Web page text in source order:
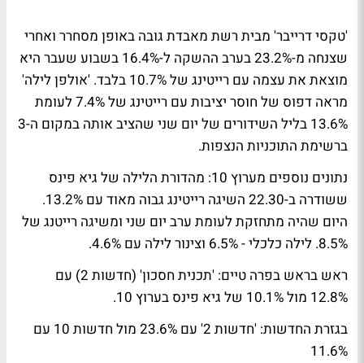
'טקסי דרייבר' מבית רשת מאבדת גובה באופן מסחרר ואחרי
שצנחה מ-23.2% בערב ההשקה ל-16.4% בשבוע שעבר היא
מוצאת את עצמה עם רייטינג של 10.7% בלבד. 'אולפן לילה'
מראה דפוס של חוסר יציבות עם רייטינג של 7.4% לעומת
13.6% בליל השידורים של יום שני שהציב אותה במקום ה-3
ברשימת התוכניות הנצפות.
נתונים נוספים מערוץ 10:
מהדורת הלילה של גיא פינס
ששודרה ב-22.30 השיגה רייטינג גבוה מאוד עם 13.2%.
היום שהיה מתחזקת לעומת ערב יום שני ומשיגה רייטנג של
8.5%. לילה כלכלי - 6.5% וצינור לילה עם 4.6%.
ראש בראש בפרה טיים:
'תכנית חסכון' (חדשות 2) עם
12.8% מול 10.1% של גיא פינס בערוץ 10.
בגזרת החדשות:
'חדשות 2' עם 23.6% מול חדשות 10 עם
11.6%